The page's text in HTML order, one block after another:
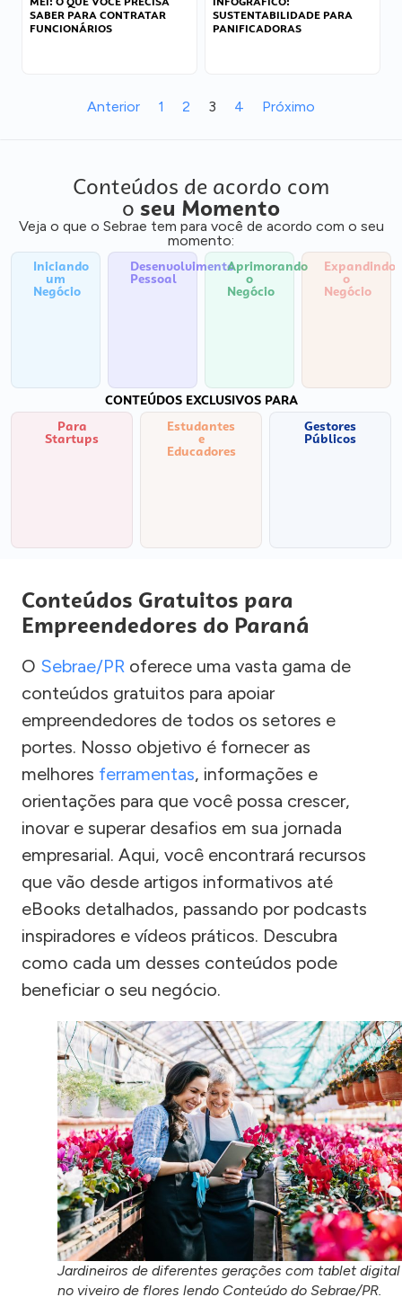
SABER PARA CONTRATAR
FUNCIONÁRIOS
SUSTENTABILIDADE PARA
PANIFICADORAS
Anterior 1 2 3 4 Próximo
Conteúdos de acordo com
o seu Momento
Veja o que o Sebrae tem para você de acordo com o seu
momento:
Iniciando
um
Negócio
Desenvolvimento
Pessoal
Aprimorando
o
Negócio
Expandindo
o
Negócio
CONTEÚDOS EXCLUSIVOS PARA
Para
Startups
Estudantes
e
Educadores
Gestores
Públicos
Conteúdos Gratuitos para
Empreendedores do Paraná
O Sebrae/PR oferece uma vasta gama de
conteúdos gratuitos para apoiar
empreendedores de todos os setores e
portes. Nosso objetivo é fornecer as
melhores ferramentas, informações e
orientações para que você possa crescer,
inovar e superar desafios em sua jornada
empresarial. Aqui, você encontrará recursos
que vão desde artigos informativos até
eBooks detalhados, passando por podcasts
inspiradores e vídeos práticos. Descubra
como cada um desses conteúdos pode
beneficiar o seu negócio.
Jardineiros de diferentes gerações com tablet digital
no viveiro de flores lendo Conteúdo do Sebrae/PR.